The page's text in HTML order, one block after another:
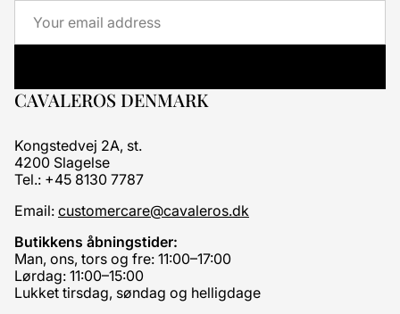
CAVALEROS DENMARK
Kongstedvej 2A, st.
4200 Slagelse
Tel.: +45 8130 7787
Email: customercare@cavaleros.dk
Butikkens åbningstider:
Man, ons, tors og fre: 11:00–17:00
Lørdag: 11:00–15:00
Lukket tirsdag, søndag og helligdage